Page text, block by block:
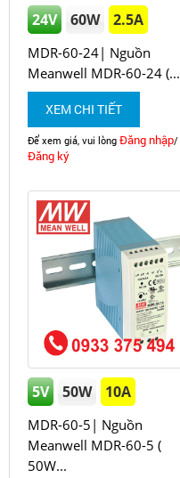
24V 60W 2.5A
MDR-60-24| Nguồn
Meanwell MDR-60-24 (...
XEM CHI TIẾT
Để xem giá, vui lòng Đăng nhập/
Đăng ký
5V 50W 10A
MDR-60-5| Nguồn
Meanwell MDR-60-5 (
50W...